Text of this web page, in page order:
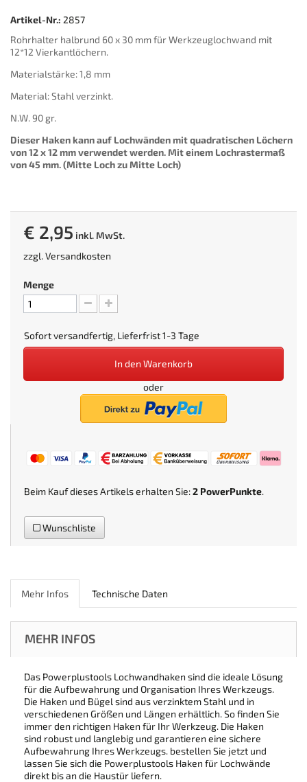
Artikel-Nr.: 2857
Rohrhalter halbrund 60 x 30 mm für Werkzeuglochwand mit
12*12 Vierkantlöchern.
Materialstärke: 1,8 mm
Material: Stahl verzinkt.
N.W. 90 gr.
Dieser Haken kann auf Lochwänden mit quadratischen Löchern
von 12 x 12 mm verwendet werden. Mit einem Lochrastermaß
von 45 mm. (Mitte Loch zu Mitte Loch)
€ 2,95 inkl. MwSt.
zzgl.Versandkosten
Menge
Sofort versandfertig, Lieferfrist 1-3 Tage
In den Warenkorb
oder
Beim Kauf dieses Artikels erhalten Sie:2 PowerPunkte.
Wunschliste
Mehr Infos Technische Daten
MEHR INFOS
Das Powerplustools Lochwandhaken sind die ideale Lösung
für die Aufbewahrung und Organisation Ihres Werkzeugs.
Die Haken und Bügel sind aus verzinktem Stahl und in
verschiedenen Größen und Längen erhältlich. So finden Sie
immer den richtigen Haken für Ihr Werkzeug. Die Haken
sind robust und langlebig und garantieren eine sichere
Aufbewahrung Ihres Werkzeugs. bestellen Sie jetzt und
lassen Sie sich die Powerplustools Haken für Lochwände
direkt bis an die Haustür liefern.